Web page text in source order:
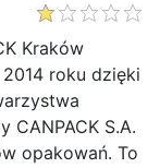
Kraków
roku dzięki
CANPACK S.A.
opakowań. To